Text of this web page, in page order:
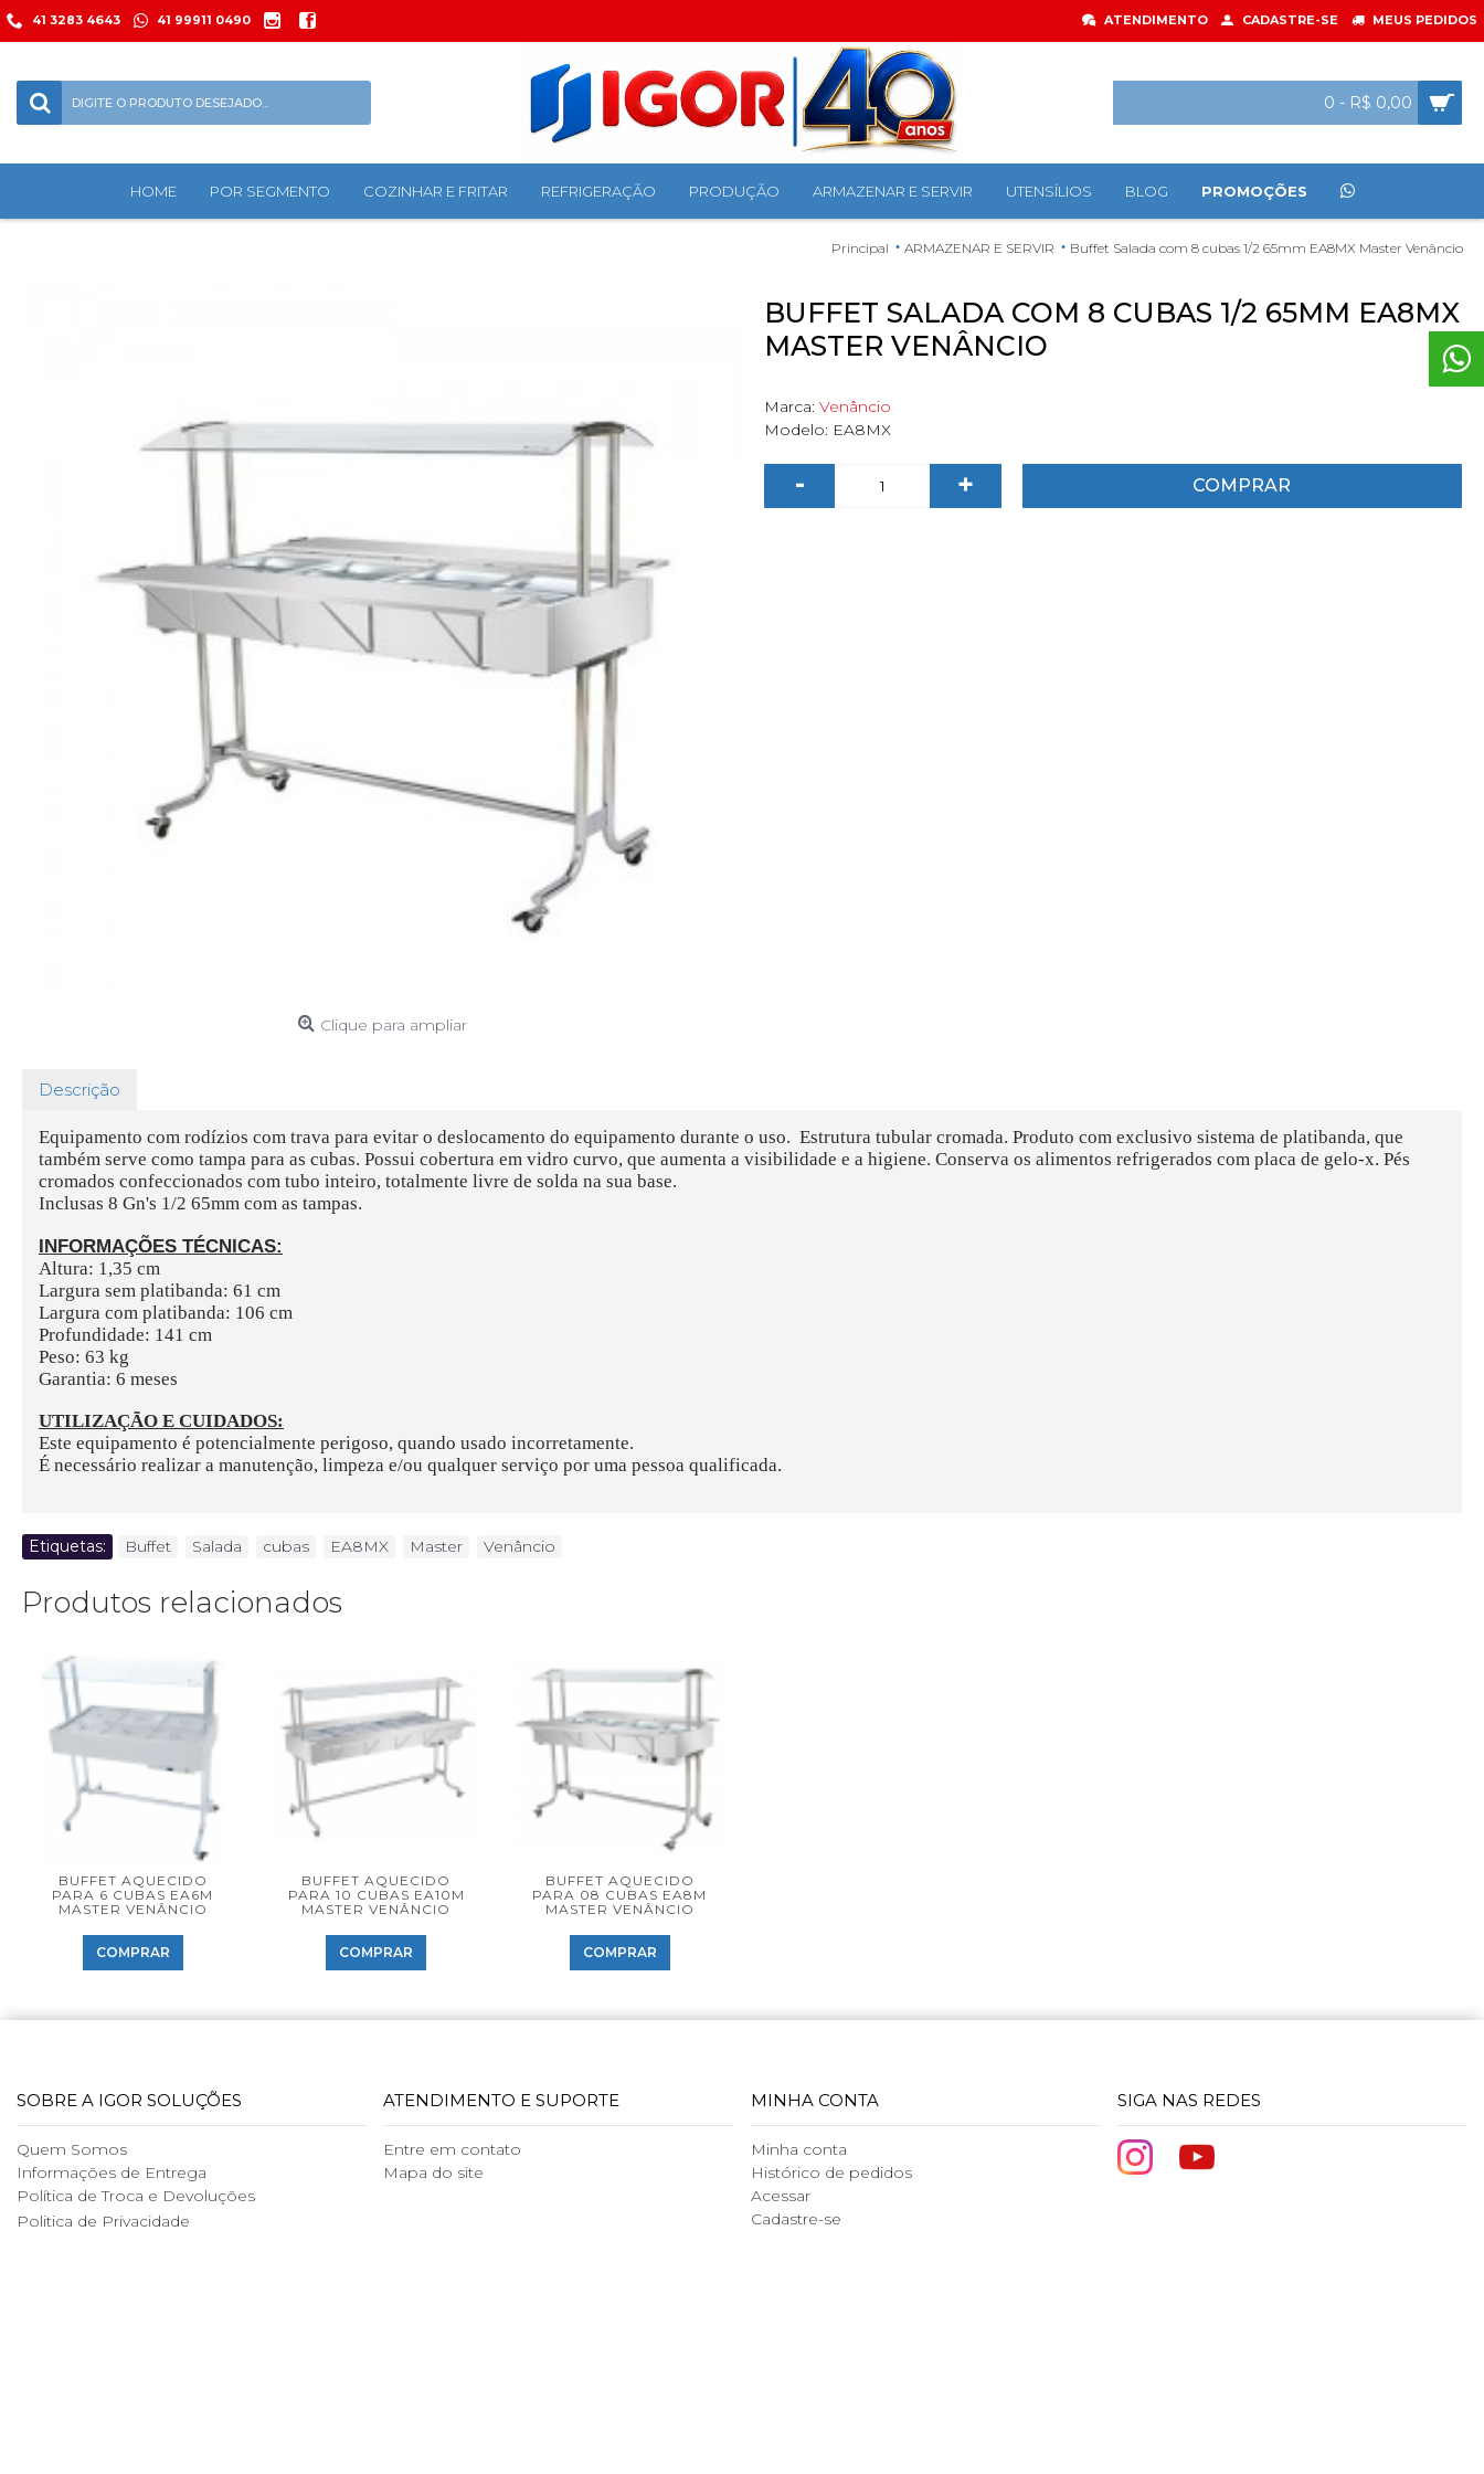
41 3283 4643 41 99911 0490 ATENDIMENTO CADASTRE-SE MEUS PEDIDOS
0 - R$ 0,00
HOME POR SEGMENTO COZINHAR E FRITAR REFRIGERAÇÃO PRODUÇÃO ARMAZENAR E SERVIR UTENSÍLIOS BLOG PROMOÇÕES
Principal ARMAZENAR E SERVIR Buffet Salada com 8 cubas 1/2 65mm EA8MX Master Venâncio
Clique para ampliar
BUFFET SALADA COM 8 CUBAS 1/2 65MM EA8MX
MASTER VENÂNCIO
Marca: Venâncio
Modelo: EA8MX
- + COMPRAR
Descrição
Equipamento com rodízios com trava para evitar o deslocamento do equipamento durante o uso. Estrutura tubular cromada. Produto com exclusivo sistema de platibanda, que
também serve como tampa para as cubas. Possui cobertura em vidro curvo, que aumenta a visibilidade e a higiene. Conserva os alimentos refrigerados com placa de gelo-x. Pés
cromados confeccionados com tubo inteiro, totalmente livre de solda na sua base.
Inclusas 8 Gn's 1/2 65mm com as tampas.
INFORMAÇÕES TÉCNICAS:
Altura: 1,35 cm
Largura sem platibanda: 61 cm
Largura com platibanda: 106 cm
Profundidade: 141 cm
Peso: 63 kg
Garantia: 6 meses
UTILIZAÇÃO E CUIDADOS:
Este equipamento é potencialmente perigoso, quando usado incorretamente.
É necessário realizar a manutenção, limpeza e/ou qualquer serviço por uma pessoa qualificada.
Etiquetas: Buffet Salada cubas EA8MX Master Venâncio
Produtos relacionados
BUFFET AQUECIDO
PARA 6 CUBAS EA6M
MASTER VENÂNCIO
COMPRAR
BUFFET AQUECIDO
PARA 10 CUBAS EA10M
MASTER VENÂNCIO
COMPRAR
BUFFET AQUECIDO
PARA 08 CUBAS EA8M
MASTER VENÂNCIO
COMPRAR
SOBRE A IGOR SOLUÇÕES
Quem Somos
Informações de Entrega
Política de Troca e Devoluções
Politica de Privacidade
ATENDIMENTO E SUPORTE
Entre em contato
Mapa do site
MINHA CONTA
Minha conta
Histórico de pedidos
Acessar
Cadastre-se
SIGA NAS REDES